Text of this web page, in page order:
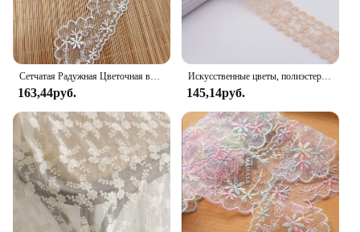
163,44руб.
Искусственные цветы, полиэстер, молочное Шелковое кружево, 1 ярд, для нижнего белья, юбки, 2,5 см, кружева для рукоделия, шитья, вышивки
145,14руб.